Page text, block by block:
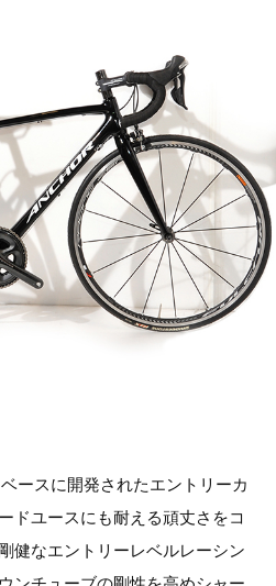
ースに開発されたエントリーカ
ドユースにも耐える頑丈さをコ
健なエントリーレベルレーシン